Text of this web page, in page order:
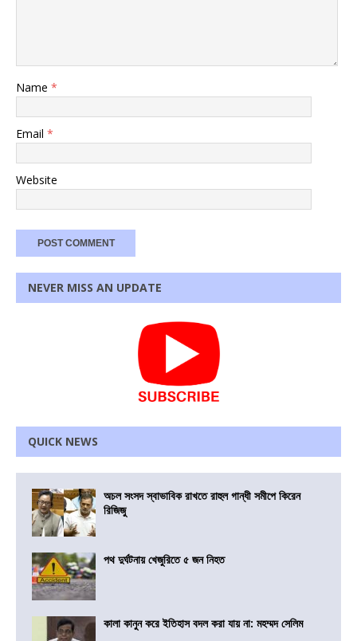
Name *
Email *
Website
NEVER MISS AN UPDATE
QUICK NEWS
অচল সংসদ স্বাভাবিক রাখতে রাহুল গান্ধী সমীপে কিরেন
রিজিজু
পথ দুর্ঘটনায় খেজুরিতে ৫ জন নিহত
কালা কানুন করে ইতিহাস বদল করা যায় না: মহম্মদ সেলিম